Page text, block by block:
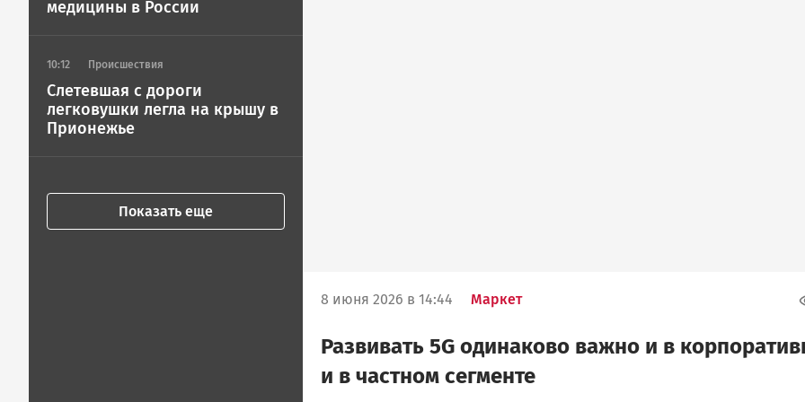
медицины в России
10:12 Происшествия
Слетевшая с дороги
легковушки легла на крышу в
Прионежье
Показать еще
8 июня 2026 в 14:44 Маркет
Развивать 5G одинаково важно и в
и в частном сегменте